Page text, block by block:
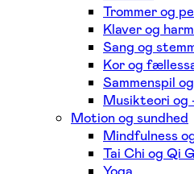
Trommer og
Klaver og
Sang og
Kor og
Sammenspil
Musikteori og
Motion og sundhed
Mindfulness
Tai Chi og Qi